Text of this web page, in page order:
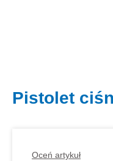
Pistolet
Oceń artykuł